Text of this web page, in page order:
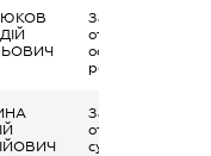
Заробітна плата
отримана за
основним місцем
роботи
Заробітна плата
отримана за
сумісництвом